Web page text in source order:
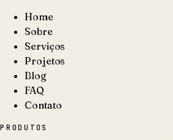
Home
Sobre
Serviços
Projetos
Blog
FAQ
Contato
PRODUTOS